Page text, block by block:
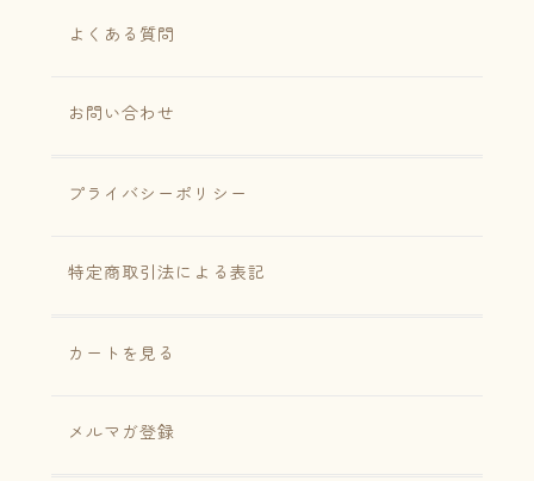
よくある質問
お問い合わせ
プライバシーポリシー
特定商取引法による表記
カートを見る
メルマガ登録